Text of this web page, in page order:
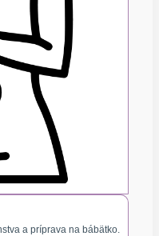
a príprava na bábätko.